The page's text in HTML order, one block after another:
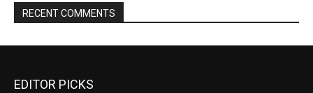
EDITOR PICKS